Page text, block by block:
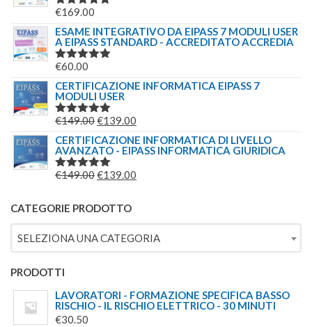
VALUTATO
€169.00
ESAME INTEGRATIVO DA EIPASS 7 MODULI USER
A EIPASS STANDARD - ACCREDITATO ACCREDIA
VALUTATO
€60.00
CERTIFICAZIONE INFORMATICA EIPASS 7
MODULI USER
VALUTATO
€149.00IL
PREZZO
ORIGINALE
ERA:
€139.00
PREZZO
ATTUALE
CERTIFICAZIONE INFORMATICA DI LIVELLO
AVANZATO - EIPASS INFORMATICA GIURIDICA
VALUTATO
€149.00IL
ORIGINALE
ERA:
€149.00.
€139.00
È:
€139.00.
CATEGORIE PRODOTTO
SELEZIONA UNA CATEGORIA
PRODOTTI
LAVORATORI - FORMAZIONE SPECIFICA BASSO
RISCHIO - IL RISCHIO ELETTRICO - 30 MINUTI
€30.50